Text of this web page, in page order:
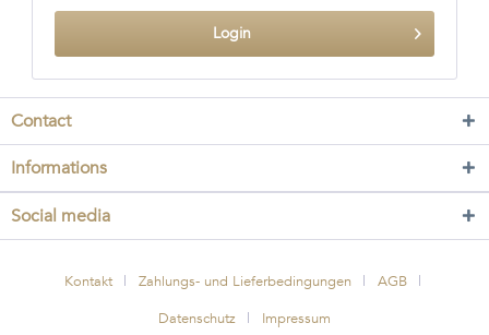
Login
Contact
Informations
Social media
Kontakt Zahlungs- und Lieferbedingungen
AGB
Datenschutz
Impressum